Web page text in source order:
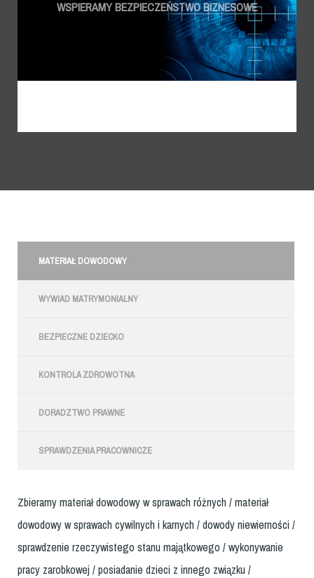
MATERIAŁ DOWODOWY
WYWIAD MATRYMONIALNY
BEZPIECZNE DZIECKO
KONTROLA ZDROWOTNA
DORADZTWO PRAWNE
SPRAWDZENIA PRACOWNICZE
Zbieramy materiał dowodowy w sprawach różnych / materiał
dowodowy w sprawach cywilnych i karnych / dowody niewierności /
sprawdzenie rzeczywistego stanu majątkowego / wykonywanie
pracy zarobkowej / posiadanie dzieci z innego związku /